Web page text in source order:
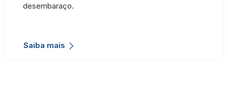
desembaraço.
Saiba mais